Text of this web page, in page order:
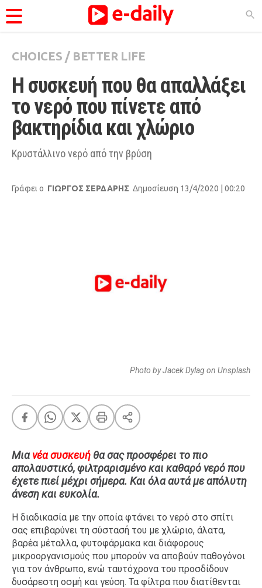
ΚΑΤΗΓΟΡΊΕΣ
Ειδήσεις
Θέματα
Videos
Podcasts
Life
Summer
A-List LGBTQI+
LIFE
Food
Body+Mind
Ταξίδια
Style
Σπίτι
Family
Σχέσεις
CHOICES / BETTER LIFE
Η συσκευή που θα απαλλάξει
το νερό που πίνετε από
βακτηρίδια και χλώριο
Κρυστάλλινο νερό από την βρύση
Γράφει ο ΓΙΩΡΓΟΣ ΣΕΡΔΑΡΗΣ Δημοσίευση 13/4/2020 | 00:20
Photo by Jacek Dylag on Unsplash
Μια νέα συσκευή θα σας προσφέρει το πιο
απολαυστικό, φιλτραρισμένο και καθαρό νερό που
έχετε πιεί μέχρι σήμερα. Και όλα αυτά με απόλυτη
άνεση και ευκολία.
Η διαδικασία με την οποία φτάνει το νερό στο σπίτι
σας επιβαρύνει τη σύστασή του με χλώριο, άλατα,
βαρέα μέταλλα, φυτοφάρμακα και διάφορους
μικροοργανισμούς που μπορούν να αποβούν παθογόνοι
για τον άνθρωπο, ενώ ταυτόχρονα του προσδίδουν
δυσάρεστη οσμή και γεύση. Τα φίλτρα που διατίθενται